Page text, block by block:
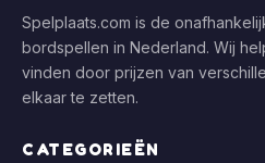
Spelplaats.com is de
bordspellen in Nederland. Wij
vinden door prijzen van
elkaar te zetten.
CATEGORIEËN